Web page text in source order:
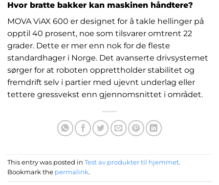
Hvor bratte bakker kan maskinen håndtere?
MOVA ViAX 600 er designet for å takle hellinger på
opptil 40 prosent, noe som tilsvarer omtrent 22
grader. Dette er mer enn nok for de fleste
standardhager i Norge. Det avanserte drivsystemet
sørger for at roboten opprettholder stabilitet og
fremdrift selv i partier med ujevnt underlag eller
tettere gressvekst enn gjennomsnittet i området.
This entry was posted in Test av produkter til hjemmet.
Bookmark the permalink.